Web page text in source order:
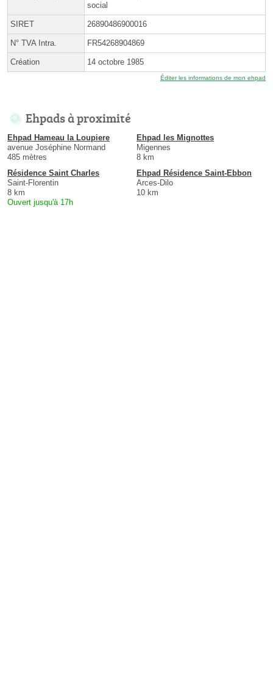
social
SIRET 26890486900016
N° TVA Intra. FR54268904869
Création 14 octobre 1985
Éditer les informations de mon ehpad
Ehpads à proximité
Ehpad Hameau la Loupiere
avenue Joséphine Normand
485 mètres
Ehpad les Mignottes
Migennes
8 km
Résidence Saint Charles
Saint-Florentin
8 km
Ouvert jusqu'à 17h
Ehpad Résidence Saint-Ebbon
Arces-Dilo
10 km